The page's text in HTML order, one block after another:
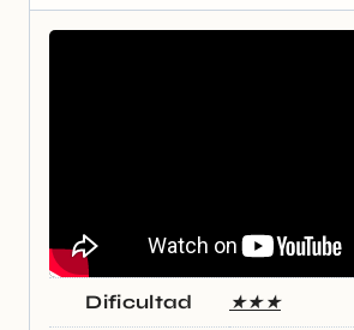
Dificultad ★★★